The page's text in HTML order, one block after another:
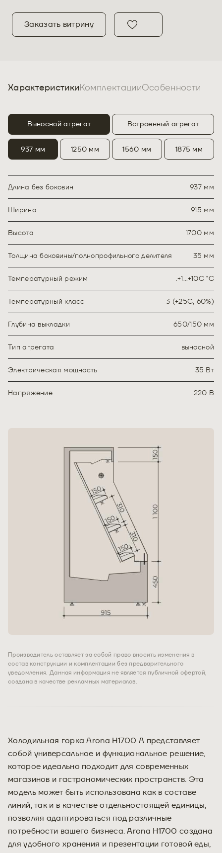
Заказать витрину
ХарактеристикиКомплектацииОсобенности
Производитель оставляет за собой право вносить изменения в
состав конструкции и комплектации без предварительного
уведомления. Данная информация не является публичной офертой,
создана в качестве рекламных материалов.
Выносной агрегат Встроенный агрегат
937 мм 1250 мм 1560 мм 1875 мм
Длина без боковин 937 мм
Ширина 915 мм
Высота 1700 мм
Толщина боковины/полнопрофильного делителя 35 мм
Температурный режим .+1…+10C ˚С
Температурный класс 3 (+25С, 60%)
Глубина выкладки 650/150 мм
Тип агрегата выносной
Электрическая мощность 35 Вт
Напряжение 220 В
Холодильная горка Arona H1700 А представляет
собой универсальное и функциональное решение,
которое идеально подходит для современных
магазинов и гастрономических пространств. Эта
модель может быть использована как в составе
линий, так и в качестве отдельностоящей единицы,
позволяя адаптироваться под различные
потребности вашего бизнеса. Arona H1700 создана
для удобного хранения и презентации готовой еды,